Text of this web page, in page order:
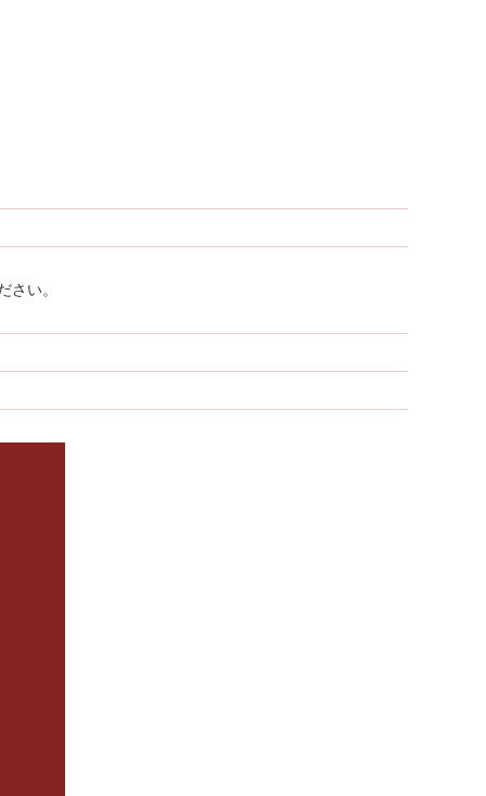
さい。